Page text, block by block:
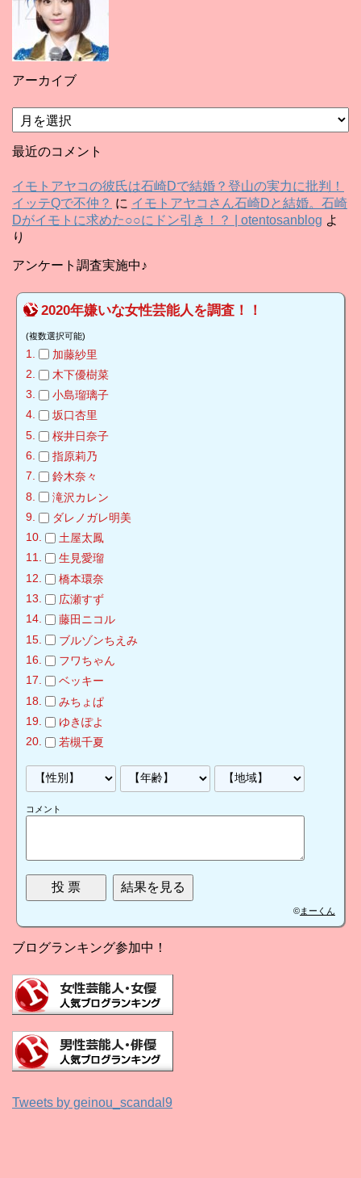
アーカイブ
ア
ー
カ
ブ
最近のコメント
イモトアヤコの彼氏は石崎Dで結婚？登山の実力に批判！
イッテQで不仲？ に イモトアヤコさん石崎Dと結婚。石崎
Dがイモトに求めた○○にドン引き！？ | otentosanblog よ
り
アンケート調査実施中♪
2020年嫌いな女性芸能人を調査！！
(複数選択可能)
加藤紗里
木下優樹菜
小島瑠璃子
坂口杏里
桜井日奈子
指原莉乃
鈴木奈々
滝沢カレン
ダレノガレ明美
土屋太鳳
生見愛瑠
橋本環奈
広瀬すず
藤田ニコル
ブルゾンちえみ
フワちゃん
ベッキー
みちょぱ
ゆきぽよ
若槻千夏
コメント
©まーくん
ブログランキング参加中！
Tweets by geinou_scandal9